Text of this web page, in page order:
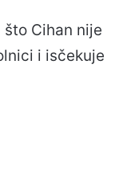
Cihan nije
i isčekuje